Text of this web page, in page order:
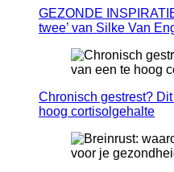
GEZONDE
twee’ van Silke Van
Chronisch gestrest?
hoog cortisolgehalte